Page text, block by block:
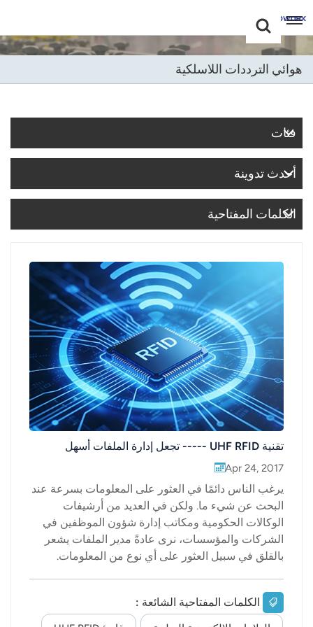
+86 -18681515767
English
Français
Deutsch
Italiano
Português
Nederland
عربي
日语
한국어
Türk
Ελληνικά
Melayu
Polski
แบบไทย
هوائي الترددات اللاسلكية
فئات
أحدث تدوينة
الكلمات المفتاحية
تقنية UHF RFID ----- تجعل إدارة الملفات أسهل
Apr 24, 2017
يرغب الناس دائمًا في العثور على المعلومات بسرعة عند
البحث عن شيء ما. ولكن في العديد من أرشيفات
الوكالات الحكومية ومكاتب إدارة شؤون الموظفين في
الشركات والمؤسسات، نرى عادةً مدير الملفات يشعر
بالقلق في سبيل العثور على أي نوع من المعلومات.
الملفات، والعثور على المعلومات بسرعة ودقة، وبذلوا
قصارى جهدهم. كانت الطرق التقليدية تعتمد على كتابة
كميات كبيرة من النصوص وتسجيلها في البيانات
الكلمات المفتاحية الشائعة :